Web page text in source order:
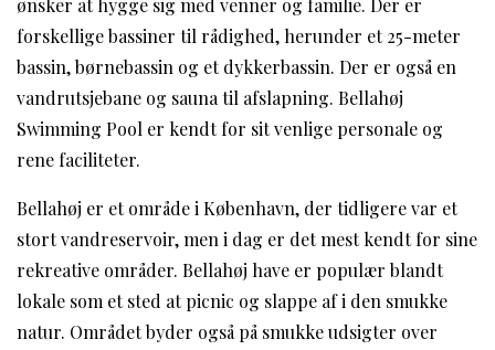
ønsker at hygge sig med venner og familie. Der er
forskellige bassiner til rådighed, herunder et 25-meter
bassin, børnebassin og et dykkerbassin. Der er også en
vandrutsjebane og sauna til afslapning. Bellahøj
Swimming Pool er kendt for sit venlige personale og
rene faciliteter.
Bellahøj er et område i København, der tidligere var et
stort vandreservoir, men i dag er det mest kendt for sine
rekreative områder. Bellahøj have er populær blandt
lokale som et sted at picnic og slappe af i den smukke
natur. Området byder også på smukke udsigter over